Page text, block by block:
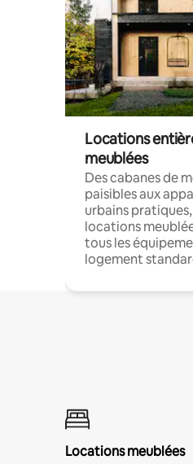
Locations
meublées
Des cabanes de
paisibles aux
urbains
locations
tous les
logement
Locations meublées